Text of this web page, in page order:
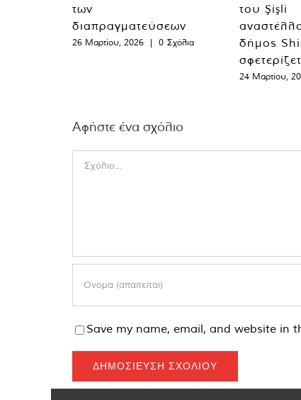
των
διαπραγματεύσεων
26 Μαρτίου, 2026 | 0 Σχόλια
του Şişli
δήμος
24 Μαρτίου,
Αφήστε ένα σχόλιο
Save my name, email, and website in